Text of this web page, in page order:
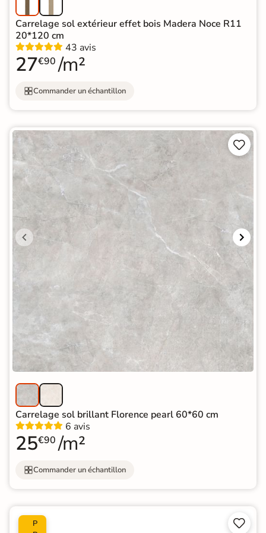
Carrelage sol extérieur effet bois Madera Noce R11
20*120 cm
43 avis
27€90 /m²
Commander un échantillon


Carrelage sol brillant Florence pearl 60*60 cm
6 avis
25€90 /m²
Commander un échantillon
P

